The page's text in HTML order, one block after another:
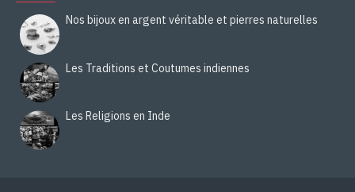
Nos bijoux en argent véritable et pierres naturelles
Les Traditions et Coutumes indiennes
Les Religions en Inde